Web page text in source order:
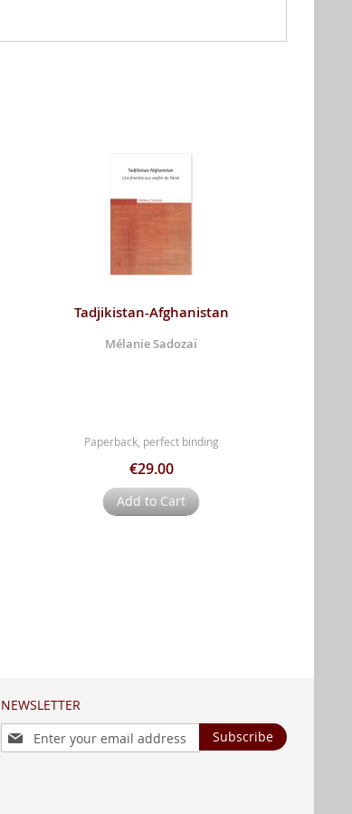
Tadjikistan-Afghanistan
Mélanie Sadozaï
Paperback, perfect binding
€29.00
Add to Cart
NEWSLETTER
Sign
Up
Subscribe